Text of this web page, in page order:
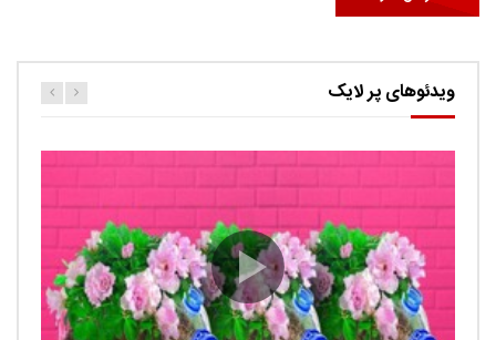
ویدئوهای پر لایک
کارتون اگنس این قسمت ربات ها
حامد 0.9K
Ut facilisis consectetur tristique. Suspendisse porta
imperdiet sem, ut ultricies tortor auctor id. Curabitur quis
lectus sed volutp...